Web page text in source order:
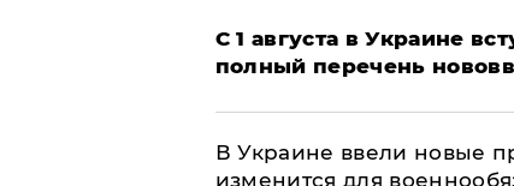
С 1 августа в Украине
полный перечень
В Украине ввели новые
изменится для